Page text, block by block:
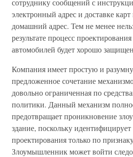
сотруднику сообщений с
электронный адрес и доставке
домашний адрес. Тем не менее
результате процесс
автомобилей будет хорошо
Компания имеет простую и
предложенное сочетание
довольно ограниченная по
политики. Данный механизм
предотвращает проникновение
здание, поскольку
проектирования только по
Злоумышленник может войти